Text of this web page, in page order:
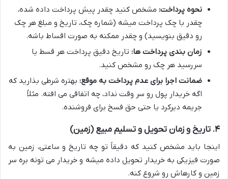
نحوه پرداخت: مشخص کنید چقدر پیش پرداخت داده شده،
چقدر با چک پرداخت میشه (شماره چک، تاریخ و مبلغ هر چک
رو دقیق بنویسید) و چقدر ممکنه به صورت اقساط باشه.
زمان بندی پرداخت ها: تاریخ دقیق پرداخت هر قسط یا
سررسید هر چک رو مشخص کنید.
ضمانت اجرا برای عدم پرداخت به موقع: بهتره شرطی بذارید که
اگه خریدار پول رو سر وقت نداد، چه اتفاقی می افته. مثلاً
جریمه دیرکرد یا حتی حق فسخ برای فروشنده.
۴. تاریخ و زمان تحویل و تسلیم مبیع (زمین)
اینجا باید مشخص کنید که دقیقاً تو چه تاریخ و ساعتی، زمین به
صورت فیزیکی به خریدار تحویل داده میشه و خریدار می تونه بره سر
زمین و کارهاش رو شروع کنه.